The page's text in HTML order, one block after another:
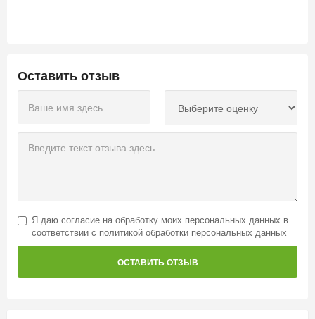
Оставить отзыв
Я даю согласие на обработку моих персональных данных в
соответствии с политикой обработки персональных данных
ОСТАВИТЬ ОТЗЫВ